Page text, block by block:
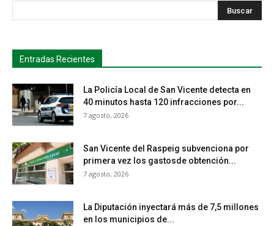
Entradas Recientes
La Policía Local de San Vicente detecta en
40 minutos hasta 120 infracciones por...
7 agosto, 2026
San Vicente del Raspeig subvenciona por
primera vez los gastosde obtención...
7 agosto, 2026
La Diputación inyectará más de 7,5 millones
en los municipios de...